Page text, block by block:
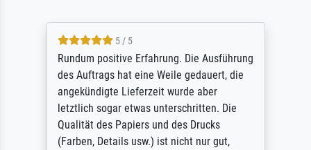
5 / 5
Rundum positive Erfahrung. Die Ausführung
des Auftrags hat eine Weile gedauert, die
angekündigte Lieferzeit wurde aber
letztlich sogar etwas unterschritten. Die
Qualität des Papiers und des Drucks
(Farben, Details usw.) ist nicht nur gut,